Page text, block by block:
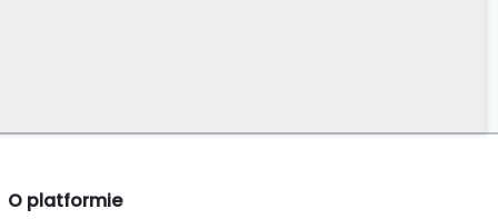
O platformie